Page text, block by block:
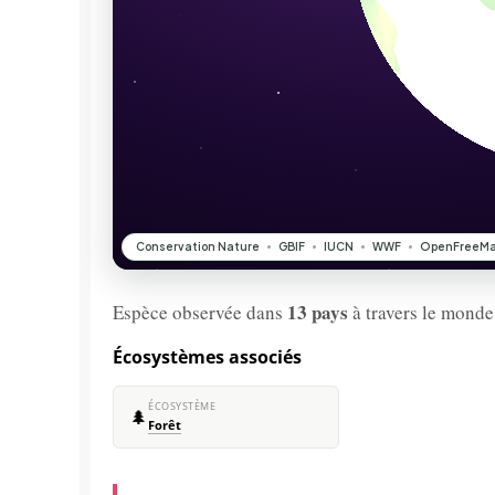
Espèce observée dans 13 pays à travers le
Écosystèmes associés
🌲 ÉCOSYSTÈME
Forêt